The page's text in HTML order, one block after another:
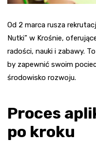
Od 2 marca rusza
Nutki” w Krośnie,
radości, nauki i zabawy.
by zapewnić swoim
środowisko rozwoju.
Proces
po kroku